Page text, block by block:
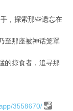
，探索那些遗忘在
至那座被神话笼罩
的掠食者，追寻那
3558670/